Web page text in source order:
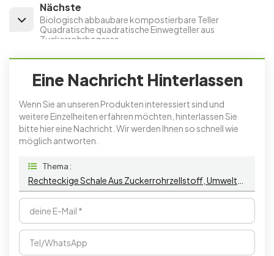
Nächste
Biologisch abbaubare kompostierbare Teller
Quadratische quadratische Einwegteller aus
Zuckerrohrbagasse
Eine Nachricht Hinterlassen
Wenn Sie an unseren Produkten interessiert sind und
weitere Einzelheiten erfahren möchten, hinterlassen Sie
bitte hier eine Nachricht. Wir werden Ihnen so schnell wie
möglich antworten.
Thema :